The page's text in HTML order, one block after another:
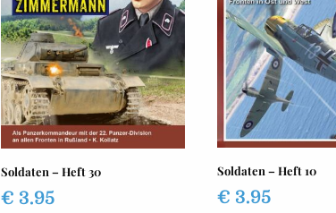
Soldaten – Heft 30
€ 3.95
Soldaten – Heft 10
€ 3.95